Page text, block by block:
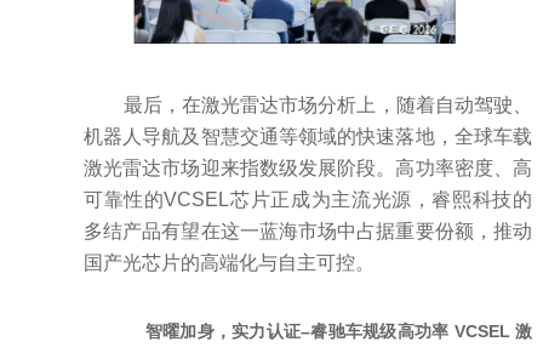
最后，在激光雷达市场分析上，随着自动驾驶、
机器人导航及智慧交通等领域的快速落地，全球车载
激光雷达市场迎来指数级发展阶段。高功率密度、高
可靠性的VCSEL芯片正成为主流光源，睿熙科技的
多结产品有望在这一蓝海市场中占据重要份额，推动
国产光芯片的高端化与自主可控。
智曜加身，实力认证–睿驰车规级高功率 VCSEL 激